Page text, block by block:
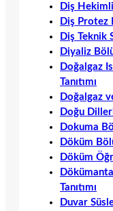
Diş
Diş Protez
Diş Teknik
Diyaliz
Doğalgaz
Tanıtımı
Doğalgaz
Doğu
Dokuma
Döküm
Döküm
Tanıtımı
Duvar